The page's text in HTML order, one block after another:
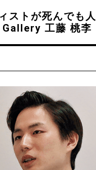
ストが死んでも
Gallery 工藤 桃李